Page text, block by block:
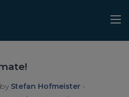
Stefan Hofmeister -